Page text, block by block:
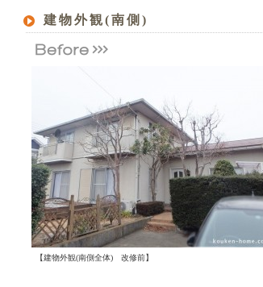
建物外観(南側)
【建物外観(南側全体) 改修前】